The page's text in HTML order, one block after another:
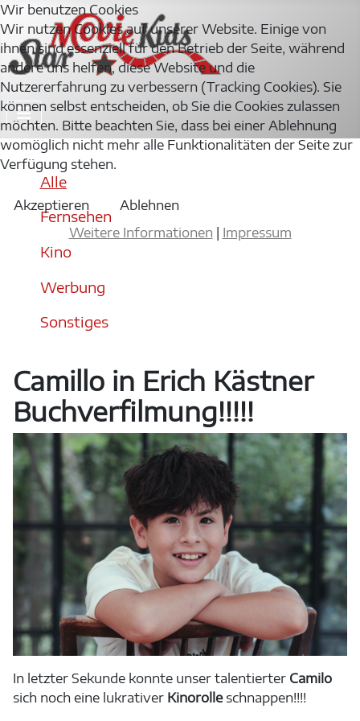
Alle
Fernsehen
Kino
Werbung
Sonstiges
Camillo in Erich Kästner
Buchverfilmung!!!!!
In letzter Sekunde konnte unser talentierter Camilo
sich noch eine lukrativer Kinorolleschnappen!!!!
Wir benutzen Cookies
Wir nutzen Cookies auf unserer Website. Einige von
ihnen sind essenziell für den Betrieb der Seite, während
andere uns helfen, diese Website und die
Nutzererfahrung zu verbessern (Tracking Cookies). Sie
können selbst entscheiden, ob Sie die Cookies zulassen
möchten. Bitte beachten Sie, dass bei einer Ablehnung
womöglich nicht mehr alle Funktionalitäten der Seite zur
Verfügung stehen.
Akzeptieren
Ablehnen
Weitere Informationen
Impressum